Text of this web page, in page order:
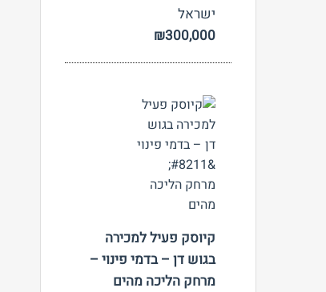
ישראל
₪300,000
קיוסק פעיל למכירה
בגוש דן – בדמי פינוי –
מרחק הליכה מהים